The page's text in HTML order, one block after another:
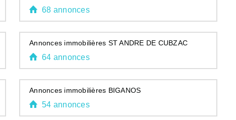
68 annonces
Annonces immobilières ST ANDRE DE CUBZAC
64 annonces
Annonces immobilières BIGANOS
54 annonces